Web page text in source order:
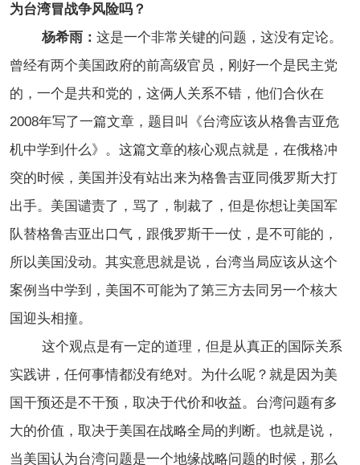
为台湾冒战争风险吗？
杨希雨： 这是一个非常关键的问题，这没有定论。
曾经有两个美国政府的前高级官员，刚好一个是民主党
的，一个是共和党的，这俩人关系不错，他们合伙在
2008年写了一篇文章，题目叫《台湾应该从格鲁吉亚危
机中学到什么》。这篇文章的核心观点就是，在俄格冲
突的时候，美国并没有站出来为格鲁吉亚同俄罗斯大打
出手。美国谴责了，骂了，制裁了，但是你想让美国军
队替格鲁吉亚出口气，跟俄罗斯干一仗，是不可能的，
所以美国没动。其实意思就是说，台湾当局应该从这个
案例当中学到，美国不可能为了第三方去同另一个核大
国迎头相撞。
这个观点是有一定的道理，但是从真正的国际关系
实践讲，任何事情都没有绝对。为什么呢？就是因为美
国干预还是不干预，取决于代价和收益。台湾问题有多
大的价值，取决于美国在战略全局的判断。也就是说，
当美国认为台湾问题是一个地缘战略问题的时候，那么